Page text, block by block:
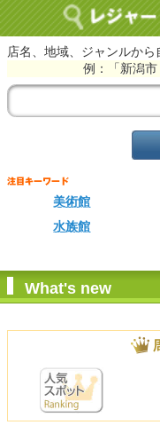
店名、地域、ジャンルか
例：「新潟
美術館
水族館
What's new